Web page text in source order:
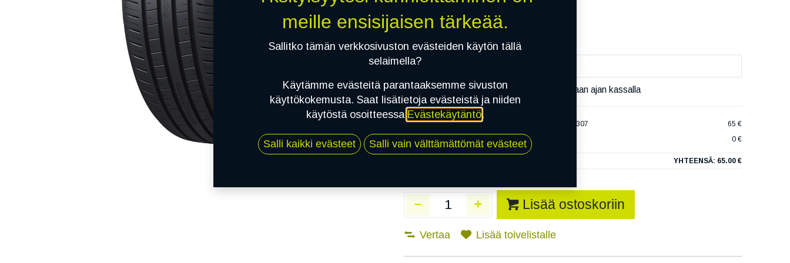
Asennuspalvelu
Mikäli valitset asennuksen, pääset varaamaan ajan kassalla
1X 165/65R15 81H TRIANGLE RELIAXTOURING TE307
65 €
EI ASENNUSTA
0 €
YHTEENSÄ: 65.00 €
Lisää ostoskoriin
Vertaa Lisää toivelistalle
meille ensisijaisen tärkeää.
Sallitko tämän verkkosivuston evästeiden käytön tällä
selaimella?
Käytämme evästeitä parantaaksemme sivuston
käyttökokemusta. Saat lisätietoja evästeistä ja niiden
käytöstä osoitteessa Evästekäytäntö.
Salli kaikki evästeet Salli vain välttämättömät evästeet